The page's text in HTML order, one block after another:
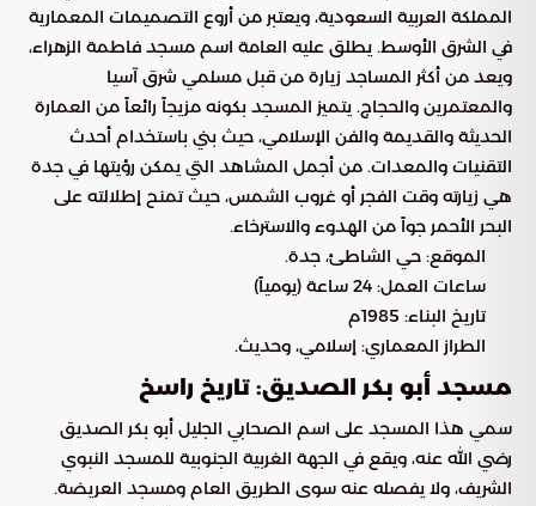
المملكة العربية السعودية، ويعتبر من أروع التصميمات المعمارية
في الشرق الأوسط. يطلق عليه العامة اسم مسجد فاطمة الزهراء،
ويعد من أكثر المساجد زيارة من قبل مسلمي شرق آسيا
والمعتمرين والحجاج. يتميز المسجد بكونه مزيجاً رائعاً من العمارة
الحديثة والقديمة والفن الإسلامي، حيث بني باستخدام أحدث
التقنيات والمعدات. من أجمل المشاهد التي يمكن رؤيتها في جدة
هي زيارته وقت الفجر أو غروب الشمس، حيث تمنح إطلالته على
البحر الأحمر جواً من الهدوء والاسترخاء.
الموقع: حي الشاطئ، جدة.
ساعات العمل: 24 ساعة (يومياً)
تاريخ البناء: 1985م
الطراز المعماري: إسلامي، وحديث.
مسجد أبو بكر الصديق: تاريخ راسخ
سمي هذا المسجد على اسم الصحابي الجليل أبو بكر الصديق
رضي الله عنه، ويقع في الجهة الغربية الجنوبية للمسجد النبوي
الشريف، ولا يفصله عنه سوى الطريق العام ومسجد العريضة.